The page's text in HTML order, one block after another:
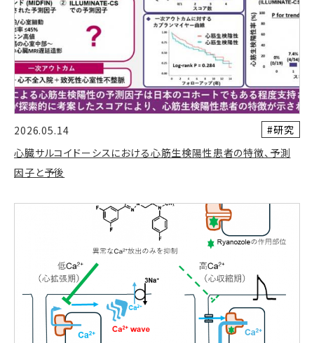
2026.05.14
#研究
心臓サルコイドーシスにおける心筋生検陽性患者の特徴、予測
因子と予後